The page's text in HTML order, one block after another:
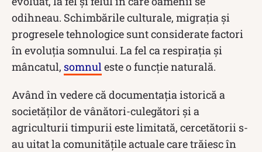
odihneau. Schimbările culturale, migrația și
progresele tehnologice sunt considerate factori
în evoluția somnului. La fel ca respirația și
mâncatul, somnul este o funcție naturală.
Având în vedere că documentația istorică a
societăților de vânători-culegători și a
agriculturii timpurii este limitată, cercetătorii s-
au uitat la comunitățile actuale care trăiesc în